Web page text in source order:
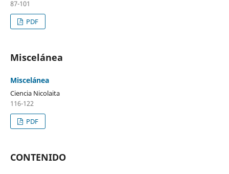
87-101
PDF
Miscelánea
Miscelánea
Ciencia Nicolaita
116-122
PDF
CONTENIDO